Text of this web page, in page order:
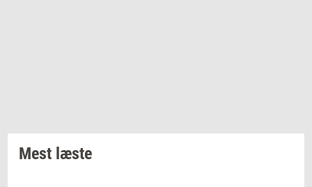
Mest læste